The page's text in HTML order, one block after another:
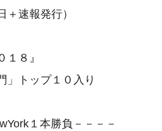
＋速報発行）
８』
」トップ１０入り
１本勝負－－－－